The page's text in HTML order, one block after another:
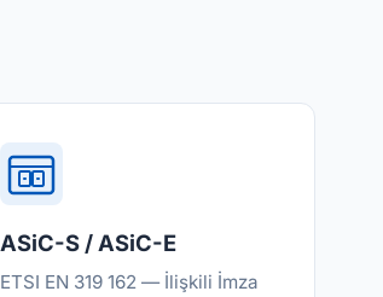
ASiC-S / ASiC-E
ETSI EN 319 162 — İlişkili İmza